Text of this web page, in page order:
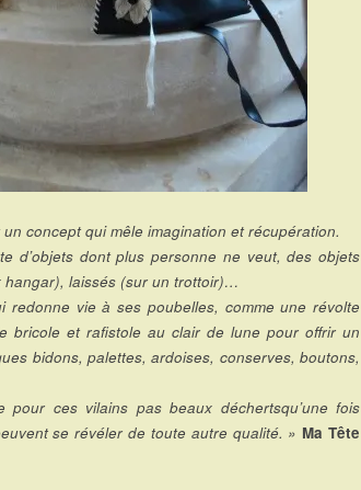
concept qui mêle imagination et récupération.
d’objets dont plus personne ne veut, des objets
hangar), laissés (sur un trottoir)…
redonne vie à ses poubelles, comme une révolte
bricole et rafistole au clair de lune pour offrir un
bidons, palettes, ardoises, conserves, boutons,
pour ces vilains pas beaux déchertsqu’une fois
se révéler de toute autre qualité. » Ma Tête